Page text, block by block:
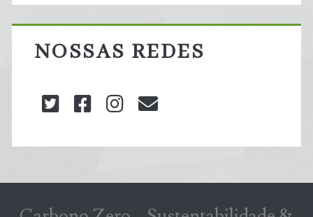
NOSSAS REDES
twitterfacebookinstagram